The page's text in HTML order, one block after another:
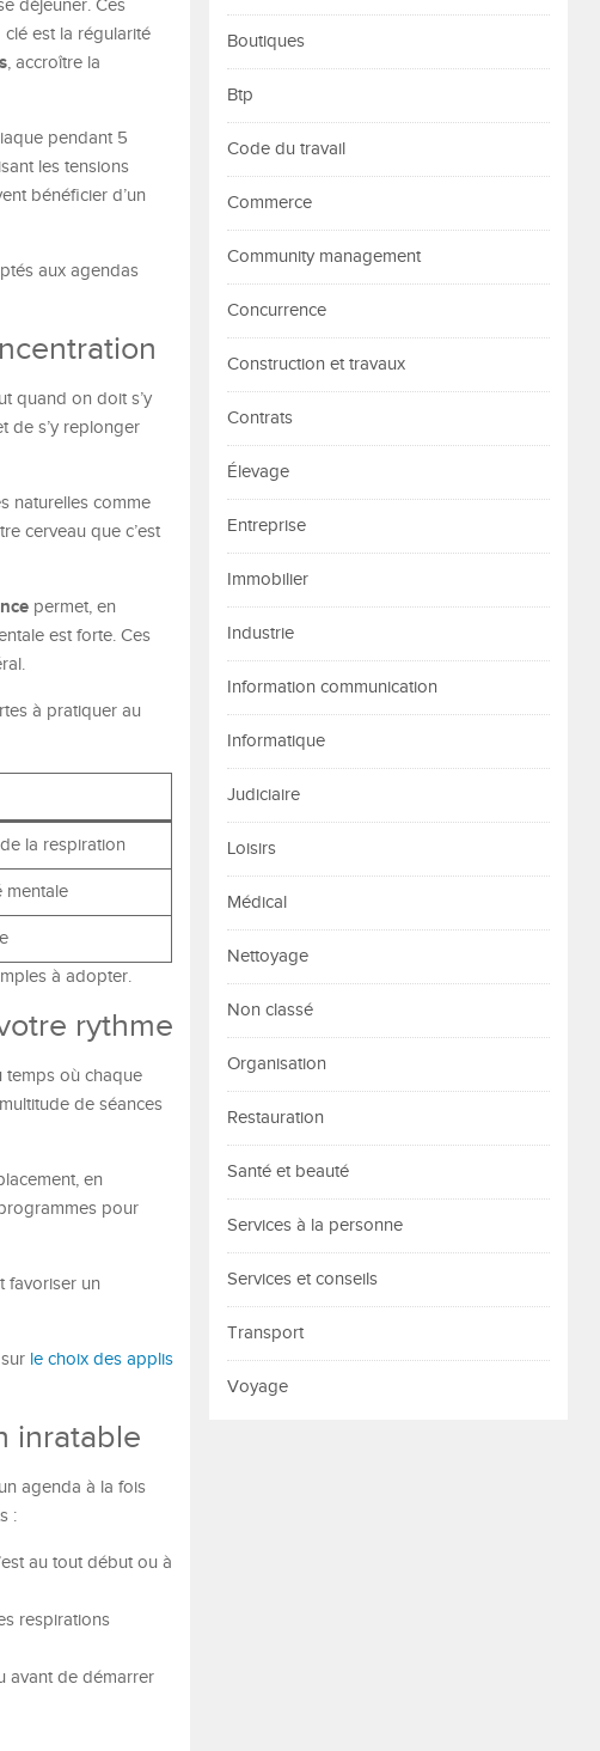
déjeuner. Ces
est la régularité
, accroître la
pendant 5
les tensions
bénéficier d’un
aux agendas
quand on doit s’y
de s’y replonger
naturelles comme
cerveau que c’est
permet, en
est forte. Ces
à pratiquer au
la respiration
mentale
à adopter.
rythme
temps où chaque
de séances
en
pour
favoriser un
le choix des applis
inratable
agenda à la fois
:
au tout début ou à
respirations
avant de démarrer
Boutiques
Btp
Code du travail
Commerce
Community management
Concurrence
Construction et travaux
Contrats
Élevage
Entreprise
Immobilier
Industrie
Information communication
Informatique
Judiciaire
Loisirs
Médical
Nettoyage
Non classé
Organisation
Restauration
Santé et beauté
Services à la personne
Services et conseils
Transport
Voyage